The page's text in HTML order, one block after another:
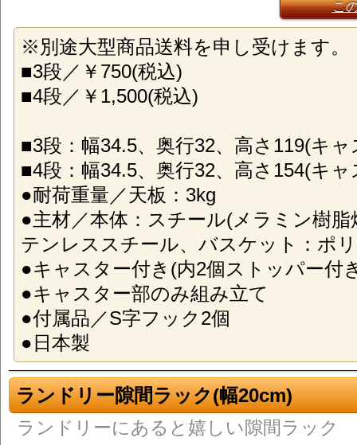
こ
※別途大型商品送料を申し受けます。
■3段／￥750(税込)
■4段／￥1,500(税込)
■3段：幅34.5、奥行32、高さ119(キ
■4段：幅34.5、奥行32、高さ154(キ
●耐荷重量／天板：3kg
●主材／本体：スチール(メラミン樹
テンレススチール、バスケット：ポ
●キャスター付き(内2個ストッパー付
●キャスター部のみ組み立て
●付属品／S字フック2個
●日本製
ランドリー隙間ラック(幅20cm)
ランドリーにあると嬉しい隙間ラック